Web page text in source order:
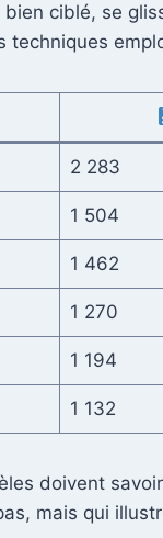
ciblé, se
techniques
2 283
1 504
1 462
1 270
1 194
1 132
doivent
mais qui